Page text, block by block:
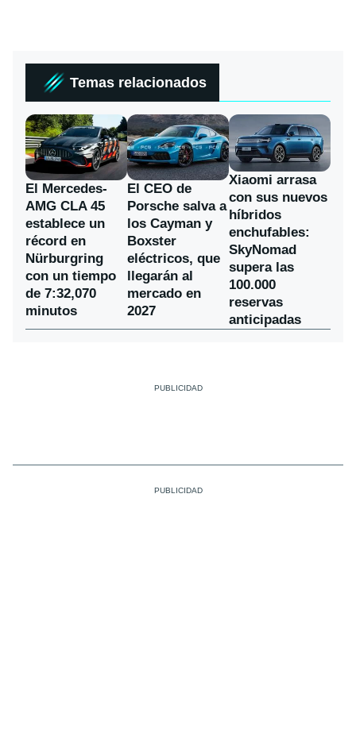
Temas relacionados
El Mercedes-
AMG CLA 45
establece un
récord en
Nürburgring
con un tiempo
de 7:32,070
minutos
El CEO de
Porsche salva a
los Cayman y
Boxster
eléctricos, que
llegarán al
mercado en
2027
Xiaomi arrasa
con sus nuevos
híbridos
enchufables:
SkyNomad
supera las
100.000
reservas
anticipadas